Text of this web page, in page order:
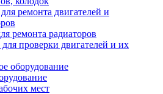
ремонта двигателей и
ремонта радиаторов
проверки двигателей и их
оборудование
мест